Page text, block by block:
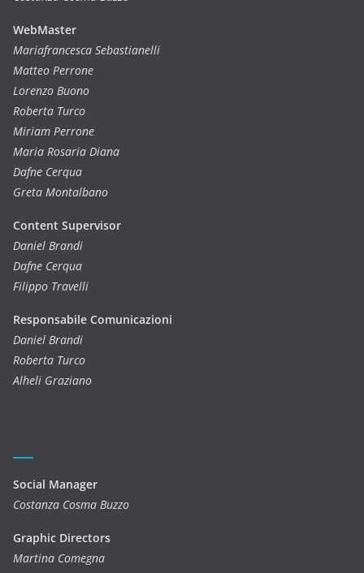
WebMaster
Mariafrancesca Sebastianelli
Matteo Perrone
Lorenzo Buono
Roberta Turco
Miriam Perrone
Maria Rosaria Diana
Dafne Cerqua
Greta Montalbano
Content Supervisor
Daniel Brandi
Dafne Cerqua
Filippo Travelli
Responsabile Comunicazioni
Daniel Brandi
Roberta Turco
Alheli Graziano
Social Manager
Costanza Cosma Buzzo
Graphic Directors
Martina Comegna